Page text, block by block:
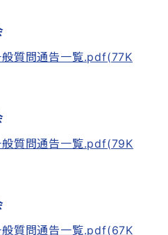
般質問通告一覧.pdf(77K
般質問通告一覧.pdf(79K
般質問通告一覧.pdf(67K